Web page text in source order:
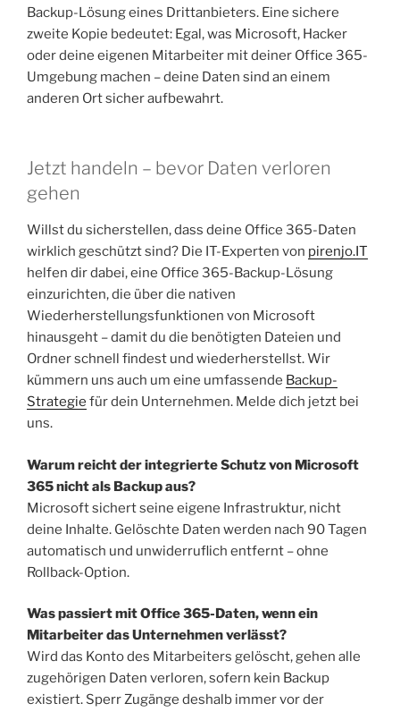
Backup-Lösung eines Drittanbieters. Eine sichere
zweite Kopie bedeutet: Egal, was Microsoft, Hacker
oder deine eigenen Mitarbeiter mit deiner Office 365-
Umgebung machen – deine Daten sind an einem
anderen Ort sicher aufbewahrt.
Jetzt handeln – bevor Daten verloren
gehen
Willst du sicherstellen, dass deine Office 365-Daten
wirklich geschützt sind? Die IT-Experten von pirenjo.IT
helfen dir dabei, eine Office 365-Backup-Lösung
einzurichten, die über die nativen
Wiederherstellungsfunktionen von Microsoft
hinausgeht – damit du die benötigten Dateien und
Ordner schnell findest und wiederherstellst. Wir
kümmern uns auch um eine umfassende Backup-
Strategie für dein Unternehmen. Melde dich jetzt bei
uns.
Warum reicht der integrierte Schutz von Microsoft
365 nicht als Backup aus?
Microsoft sichert seine eigene Infrastruktur, nicht
deine Inhalte. Gelöschte Daten werden nach 90 Tagen
automatisch und unwiderruflich entfernt – ohne
Rollback-Option.
Was passiert mit Office 365-Daten, wenn ein
Mitarbeiter das Unternehmen verlässt?
Wird das Konto des Mitarbeiters gelöscht, gehen alle
zugehörigen Daten verloren, sofern kein Backup
existiert. Sperr Zugänge deshalb immer vor der